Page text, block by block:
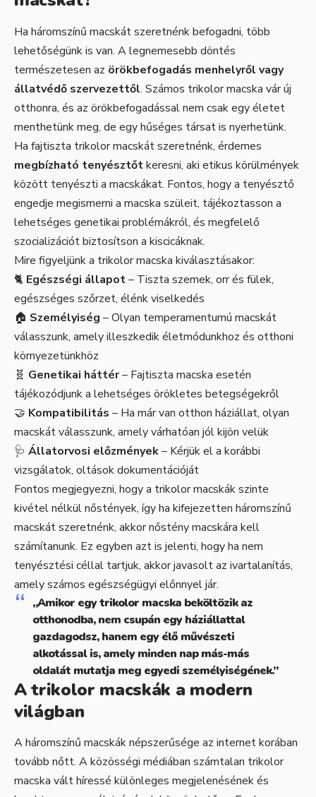
Ha háromszínű macskát szeretnénk befogadni, több
lehetőségünk is van. A legnemesebb döntés
természetesen az örökbefogadás menhelyről vagy
állatvédő szervezettől. Számos trikolor macska vár új
otthonra, és az örökbefogadással nem csak egy életet
menthetünk meg, de egy hűséges társat is nyerhetünk.
Ha fajtiszta trikolor macskát szeretnénk, érdemes
megbízható tenyésztőtkeresni, aki etikus körülmények
között tenyészti a macskákat. Fontos, hogy a tenyésztő
engedje megismerni a macska szüleit, tájékoztasson a
lehetséges genetikai problémákról, és megfelelő
szocializációt biztosítson a kiscicáknak.
Mire figyeljünk a trikolor macska kiválasztásakor:
🐈 Egészségi állapot– Tiszta szemek, orr és fülek,
egészséges szőrzet, élénk viselkedés
🏠 Személyiség – Olyan temperamentumú macskát
válasszunk, amely illeszkedik életmódunkhoz és otthoni
környezetünkhöz
🧬 Genetikai háttér– Fajtiszta macska esetén
tájékozódjunk a lehetséges örökletes betegségekről
🤝 Kompatibilitás – Ha már van otthon háziállat, olyan
macskát válasszunk, amely várhatóan jól kijön velük
🩺 Állatorvosi előzmények– Kérjük el a korábbi
vizsgálatok, oltások dokumentációját
Fontos megjegyezni, hogy a trikolor macskák szinte
kivétel nélkül nőstények, így ha kifejezetten háromszínű
macskát szeretnénk, akkor nőstény macskára kell
számítanunk. Ez egyben azt is jelenti, hogy ha nem
tenyésztési céllal tartjuk, akkor javasolt az ivartalanítás,
amely számos egészségügyi előnnyel jár.
„Amikor egy trikolor macska beköltözik az
otthonodba, nem csupán egy háziállattal
gazdagodsz, hanem egy élő művészeti
alkotással is, amely minden nap más-más
oldalát mutatja meg egyedi személyiségének.”
A trikolor macskák a modern
világban
A háromszínű macskák népszerűsége az internet korában
tovább nőtt. A közösségi médiában számtalan trikolor
macska vált híressé különleges megjelenésének és